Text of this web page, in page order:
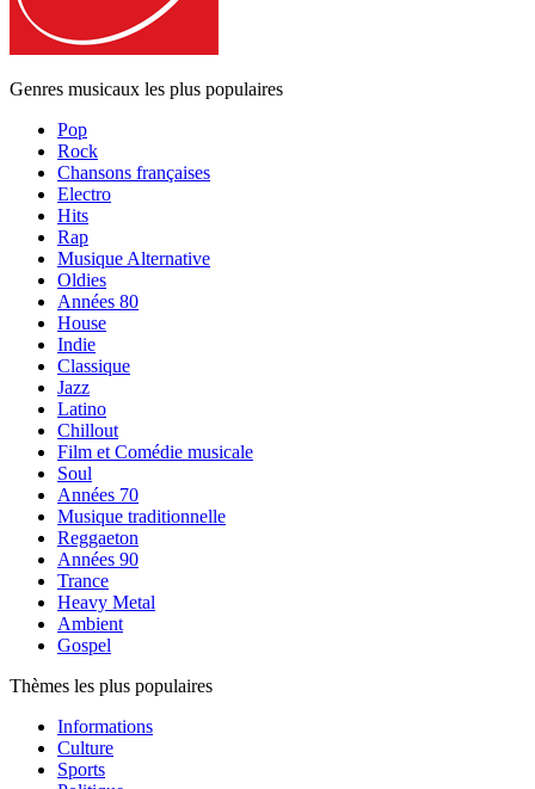
Genres musicaux les plus populaires
Pop
Rock
Chansons françaises
Electro
Hits
Rap
Musique Alternative
Oldies
Années 80
House
Indie
Classique
Jazz
Latino
Chillout
Film et Comédie musicale
Soul
Années 70
Musique traditionnelle
Reggaeton
Années 90
Trance
Heavy Metal
Ambient
Gospel
Thèmes les plus populaires
Informations
Culture
Sports